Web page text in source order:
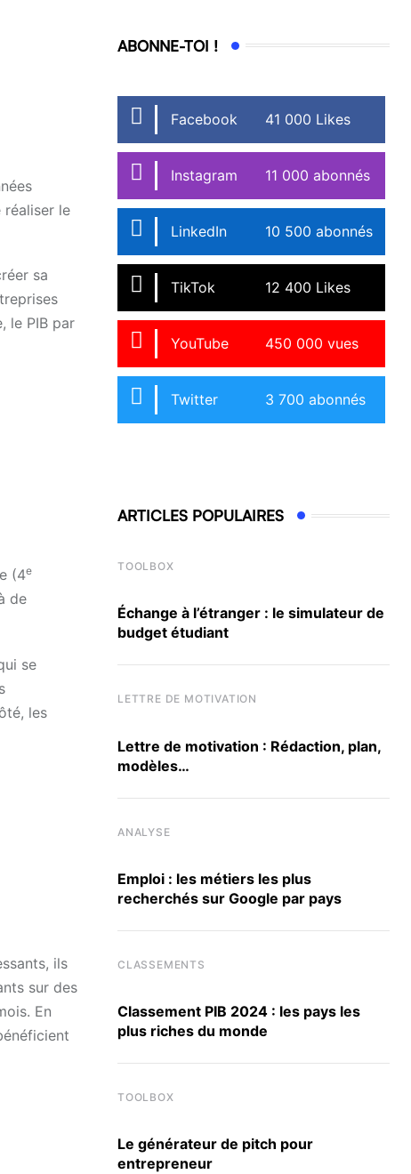
réaliser le
sa
le PIB par
(4e
de
se
les
ils
sur des
En
ABONNE-TOI !
Facebook 41 000 Likes
Instagram 11 000 abonnés
LinkedIn 10 500 abonnés
TikTok 12 400 Likes
YouTube 450 000 vues
Twitter 3 700 abonnés
ARTICLES POPULAIRES
TOOLBOX
Échange à l’étranger : le simulateur de
budget étudiant
LETTRE DE MOTIVATION
Lettre de motivation : Rédaction, plan,
modèles…
ANALYSE
Emploi : les métiers les plus
recherchés sur Google par pays
CLASSEMENTS
Classement PIB 2024 : les pays les
plus riches du monde
TOOLBOX
Le générateur de pitch pour
entrepreneur